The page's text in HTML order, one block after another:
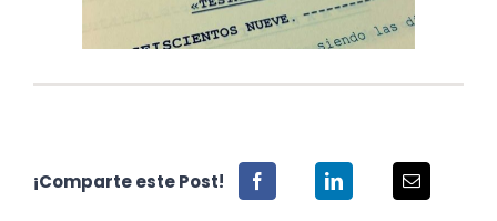
¡Comparte este Post!